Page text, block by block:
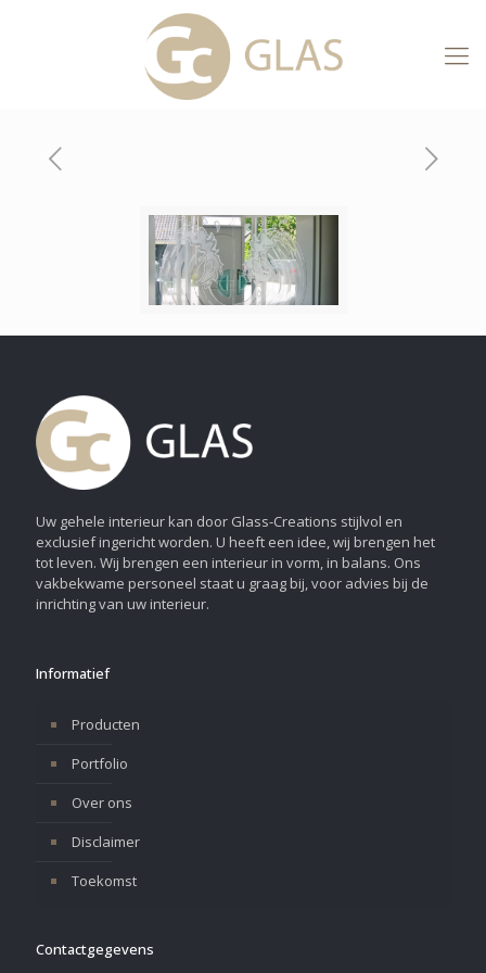
Uw gehele interieur kan door Glass-Creations stijlvol en
exclusief ingericht worden. U heeft een idee, wij brengen het
tot leven. Wij brengen een interieur in vorm, in balans. Ons
vakbekwame personeel staat u graag bij, voor advies bij de
inrichting van uw interieur.
Informatief
Producten
Portfolio
Over ons
Disclaimer
Toekomst
Contactgegevens